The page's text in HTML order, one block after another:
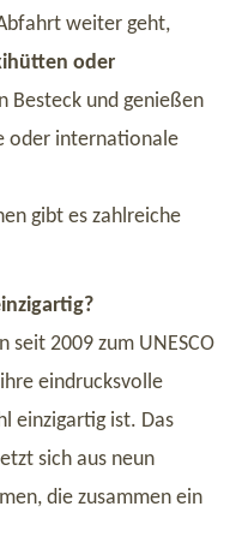
weiter geht,
oder
Besteck und genießen
oder internationale
gibt es zahlreiche
seit 2009 zum UNESCO
eindrucksvolle
einzigartig ist. Das
sich aus neun
die zusammen ein